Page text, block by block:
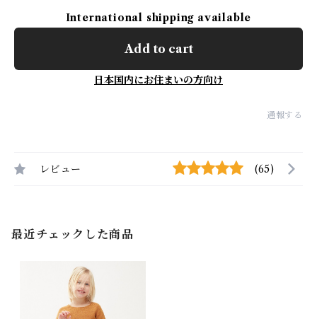
International shipping available
Add to cart
日本国内にお住まいの方向け
通報する
レビュー (65)
最近チェックした商品